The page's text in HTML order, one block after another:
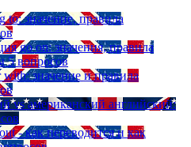
to: значение, правила
go on: значения, правила
5 вопросов
значение и правила
vs американский английский:
- как переводится и как